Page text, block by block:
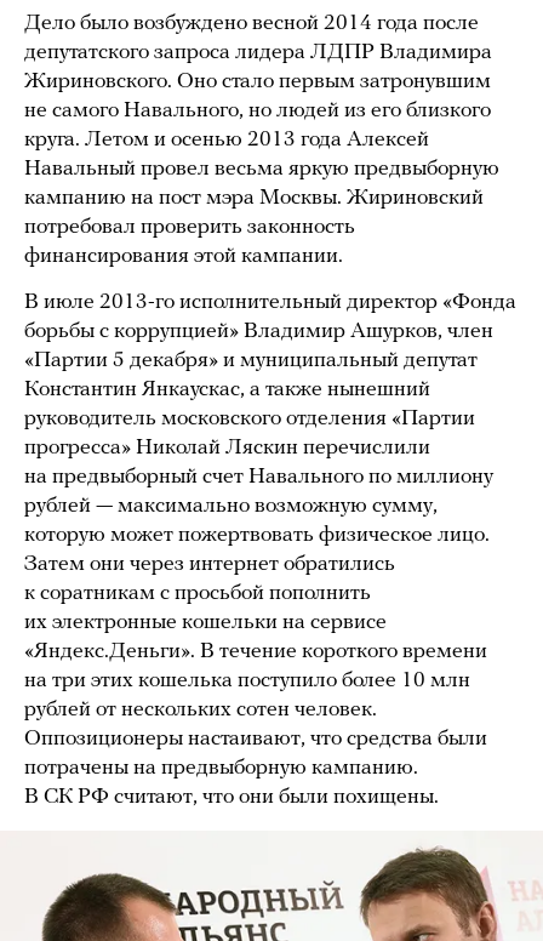
Дело было возбуждено весной 2014 года после
депутатского запроса лидера ЛДПР Владимира
Жириновского. Оно стало первым затронувшим
не самого Навального, но людей из его близкого
круга. Летом и осенью 2013 года Алексей
Навальный провел весьма яркую предвыборную
кампанию на пост мэра Москвы. Жириновский
потребовал проверить законность
финансирования этой кампании.
В июле 2013-го исполнительный директор «Фонда
борьбы с коррупцией» Владимир Ашурков, член
«Партии 5 декабря» и муниципальный депутат
Константин Янкаускас, а также нынешний
руководитель московского отделения «Партии
прогресса» Николай Ляскин перечислили
на предвыборный счет Навального по миллиону
рублей — максимально возможную сумму,
которую может пожертвовать физическое лицо.
Затем они через интернет обратились
к соратникам с просьбой пополнить
их электронные кошельки на сервисе
«Яндекс.Деньги». В течение короткого времени
на три этих кошелька поступило более 10 млн
рублей от нескольких сотен человек.
Оппозиционеры настаивают, что средства были
потрачены на предвыборную кампанию.
В СК РФ считают, что они были похищены.